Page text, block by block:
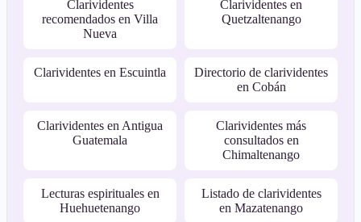
Clarividentes
recomendados en Villa
Nueva
Clarividentes en
Quetzaltenango
Clarividentes en Escuintla
Directorio de clarividentes
en Cobán
Clarividentes en Antigua
Guatemala
Clarividentes más
consultados en
Chimaltenango
Lecturas espirituales en
Huehuetenango
Listado de clarividentes
en Mazatenango